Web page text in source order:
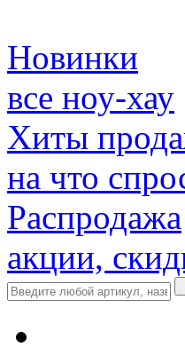
Новинки
все ноу-хау
Хиты
на что
Распродажа
акции,